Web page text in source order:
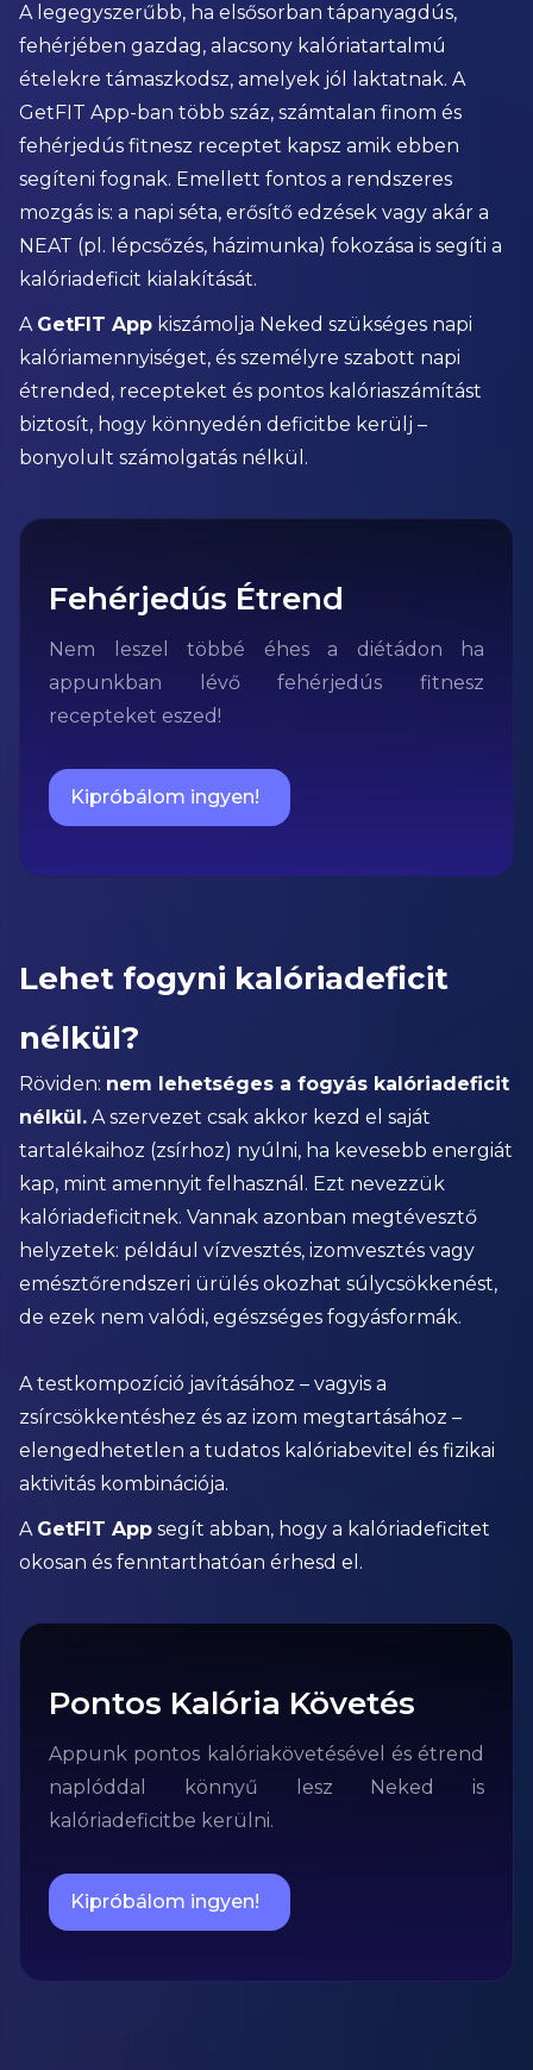
A legegyszerűbb, ha elsősorban tápanyagdús,
fehérjében gazdag, alacsony kalóriatartalmú
ételekre támaszkodsz, amelyek jól laktatnak. A
GetFIT App-ban több száz, számtalan finom és
fehérjedús fitnesz receptet kapsz amik ebben
segíteni fognak. Emellett fontos a rendszeres
mozgás is: a napi séta, erősítő edzések vagy akár a
NEAT (pl. lépcsőzés, házimunka) fokozása is segíti a
kalóriadeficit kialakítását.
A GetFIT App kiszámolja Neked szükséges napi
kalóriamennyiséget, és személyre szabott napi
étrended, recepteket és pontos kalóriaszámítást
biztosít, hogy könnyedén deficitbe kerülj –
bonyolult számolgatás nélkül.
Fehérjedús Étrend
Nem leszel többé éhes a diétádon ha
appunkban lévő fehérjedús fitnesz
recepteket eszed!
Kipróbálom ingyen!
Lehet fogyni kalóriadeficit
nélkül?
Röviden: nem lehetséges a fogyás kalóriadeficit
nélkül. A szervezet csak akkor kezd el saját
tartalékaihoz (zsírhoz) nyúlni, ha kevesebb energiát
kap, mint amennyit felhasznál. Ezt nevezzük
kalóriadeficitnek. Vannak azonban megtévesztő
helyzetek: például vízvesztés, izomvesztés vagy
emésztőrendszeri ürülés okozhat súlycsökkenést,
de ezek nem valódi, egészséges fogyásformák.
A testkompozíció javításához – vagyis a
zsírcsökkentéshez és az izom megtartásához –
elengedhetetlen a tudatos kalóriabevitel és fizikai
aktivitás kombinációja.
A GetFIT App segít abban, hogy a kalóriadeficitet
okosan és fenntarthatóan érhesd el.
Pontos Kalória Követés
Appunk pontos kalóriakövetésével és étrend
naplóddal könnyű lesz Neked is
kalóriadeficitbe kerülni.
Kipróbálom ingyen!